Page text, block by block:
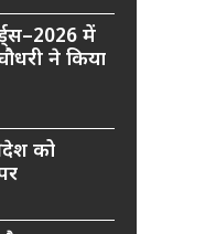
में
ने किया
को